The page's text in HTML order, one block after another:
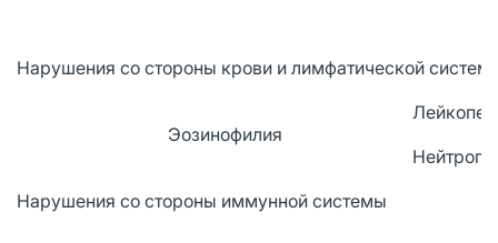
Нарушения со стороны крови и лимфатической
Эозинофилия
Нарушения со стороны иммунной системы